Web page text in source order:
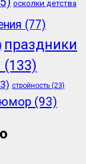
осколки детства
(77)
праздники
(133)
стройность (23)
юмор (93)